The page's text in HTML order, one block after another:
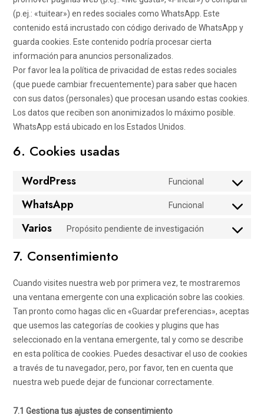
(p.ej.: «tuitear») en redes sociales como WhatsApp. Este
contenido está incrustado con código derivado de WhatsApp y
guarda cookies. Este contenido podría procesar cierta
información para anuncios personalizados.
Por favor lea la política de privacidad de estas redes sociales
(que puede cambiar frecuentemente) para saber que hacen
con sus datos (personales) que procesan usando estas cookies.
Los datos que reciben son anonimizados lo máximo posible.
WhatsApp está ubicado en los Estados Unidos.
6. Cookies usadas
WordPress Funcional
Consent
wordpress
WhatsApp Funcional
Consent
Varios Propósito pendiente de investigación
Consent
7. Consentimiento
Cuando visites nuestra web por primera vez, te mostraremos
una ventana emergente con una explicación sobre las cookies.
Tan pronto como hagas clic en «Guardar preferencias», aceptas
que usemos las categorías de cookies y plugins que has
seleccionado en la ventana emergente, tal y como se describe
en esta política de cookies. Puedes desactivar el uso de cookies
a través de tu navegador, pero, por favor, ten en cuenta que
nuestra web puede dejar de funcionar correctamente.
7.1 Gestiona tus ajustes de consentimiento